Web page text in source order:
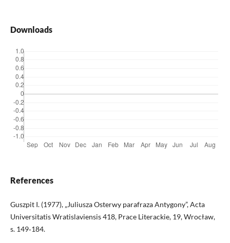
Downloads
References
Guszpit I. (1977), „Juliusza Osterwy parafraza Antygony”, Acta
Universitatis Wratislaviensis 418, Prace Literackie, 19, Wrocław,
s. 149‑184.